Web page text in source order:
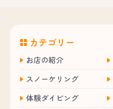
カテゴリー
お店の紹介
スノーケリング
体験ダイビング